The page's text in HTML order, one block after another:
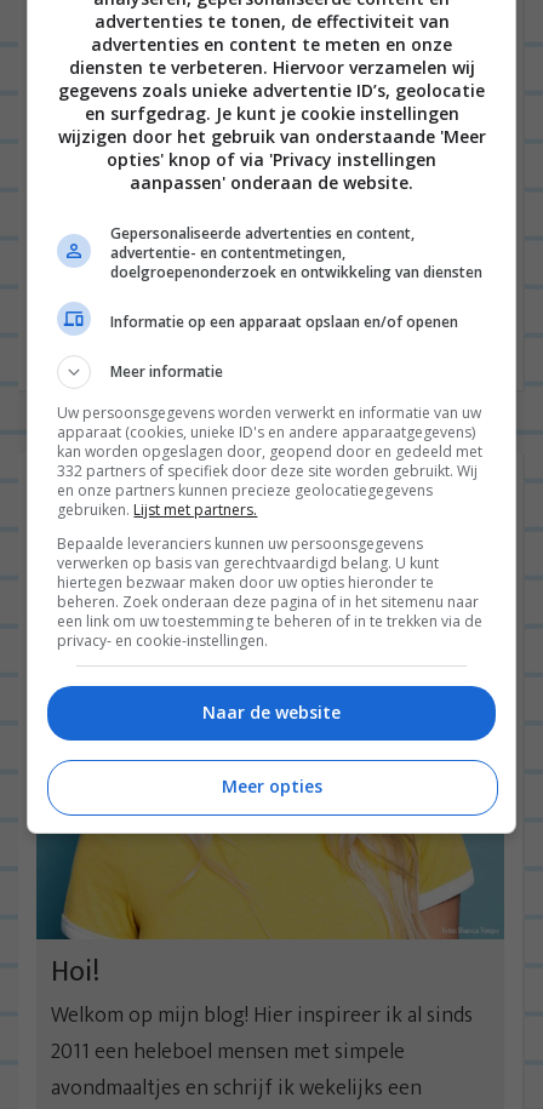
*
E-mail*
Site
Hoi!
Welkom op mijn blog! Hier inspireer ik al sinds
2011 een heleboel mensen met simpele
avondmaaltjes en schrijf ik wekelijks een
advertenties te tonen, de effectiviteit van
advertenties en content te meten en onze
diensten te verbeteren. Hiervoor verzamelen wij
gegevens zoals unieke advertentie ID’s, geolocatie
en surfgedrag. Je kunt je cookie instellingen
wijzigen door het gebruik van onderstaande 'Meer
opties' knop of via 'Privacy instellingen
aanpassen' onderaan de website.
Gepersonaliseerde advertenties en content,
advertentie- en contentmetingen,
doelgroepenonderzoek en ontwikkeling van diensten
Informatie op een apparaat opslaan en/of openen
Meer informatie
Uw persoonsgegevens worden verwerkt en informatie van uw
apparaat (cookies, unieke ID's en andere apparaatgegevens)
kan worden opgeslagen door, geopend door en gedeeld met
332 partners of specifiek door deze site worden gebruikt. Wij
en onze partners kunnen precieze geolocatiegegevens
gebruiken. Lijst met partners.
Bepaalde leveranciers kunnen uw persoonsgegevens
verwerken op basis van gerechtvaardigd belang. U kunt
hiertegen bezwaar maken door uw opties hieronder te
beheren. Zoek onderaan deze pagina of in het sitemenu naar
een link om uw toestemming te beheren of in te trekken via de
privacy- en cookie-instellingen.
Naar de website
Meer opties